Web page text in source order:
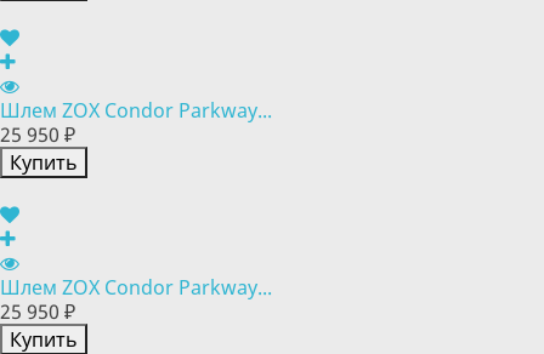
Шлем ZOX Condor Parkway...
25 950 ₽
Купить
Шлем ZOX Condor Parkway...
25 950 ₽
Купить